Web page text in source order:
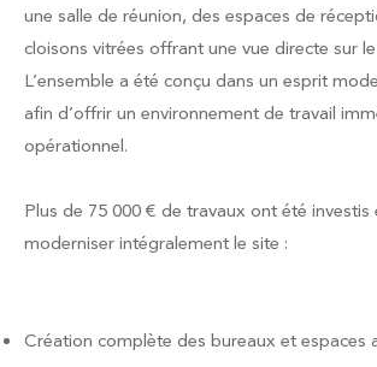
une salle de réunion, des espaces de
cloisons vitrées offrant une vue directe sur
L’ensemble a été conçu dans un esprit
afin d’offrir un environnement de travail
opérationnel.
Plus de 75 000 € de travaux ont été investis
moderniser intégralement le site :
Création complète des bureaux et espaces